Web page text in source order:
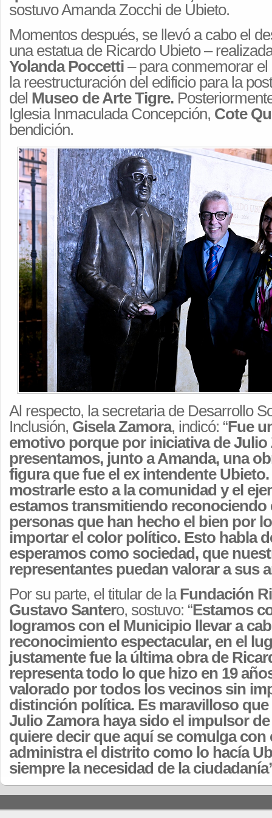
sostuvo Amanda Zocchi de Ubieto.
Momentos después, se llevó a cabo el
una estatua de Ricardo Ubieto –
Yolanda Poccetti – para conmemorar el
la reestructuración del edificio para la
del Museo de Arte Tigre.
Iglesia Inmaculada Concepción, Cote
bendición.
Al respecto, la secretaria de Desarrollo
Inclusión, Gisela Zamora, indicó: “Fue
emotivo porque por iniciativa de Julio
presentamos, junto a Amanda, una
figura que fue el ex intendente
mostrarle esto a la comunidad y el
estamos transmitiendo reconociendo
personas que han hecho el bien por
importar el color político. Esto habla
esperamos como sociedad, que
representantes puedan valorar a sus
Por su parte, el titular de laFundación
Gustavo Santero, sostuvo: “Estamos
logramos con el Municipio llevar a
reconocimiento espectacular, en el
justamente fue la última obra de
representa todo lo que hizo en 19
valorado por todos los vecinos sin
distinción política. Es maravilloso
Julio Zamora haya sido el impulsor
quiere decir que aquí se comulga con
administra el distrito como lo hacía
siempre la necesidad de la